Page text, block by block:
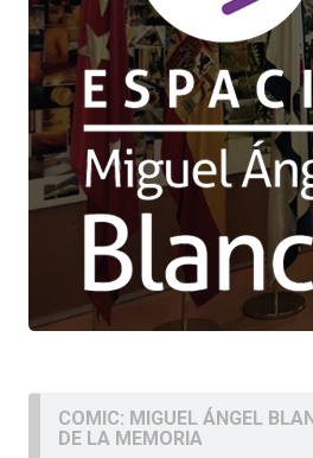
COMIC: MIGUEL ÁNGEL
DE LA MEMORIA